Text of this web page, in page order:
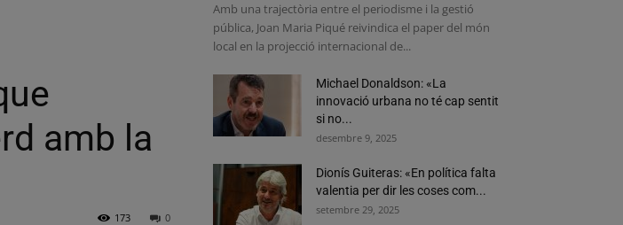
amb la
0
173
Amb una trajectòria entre el periodisme i la gestió
pública, Joan Maria Piqué reivindica el paper del món
local en la projecció internacional de...
Michael Donaldson: «La
innovació urbana no té cap sentit
si no...
desembre 9, 2025
Dionís Guiteras: «En política falta
valentia per dir les coses com...
setembre 29, 2025